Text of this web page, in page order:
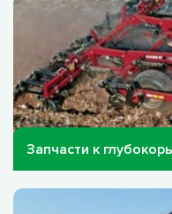
Запчасти к